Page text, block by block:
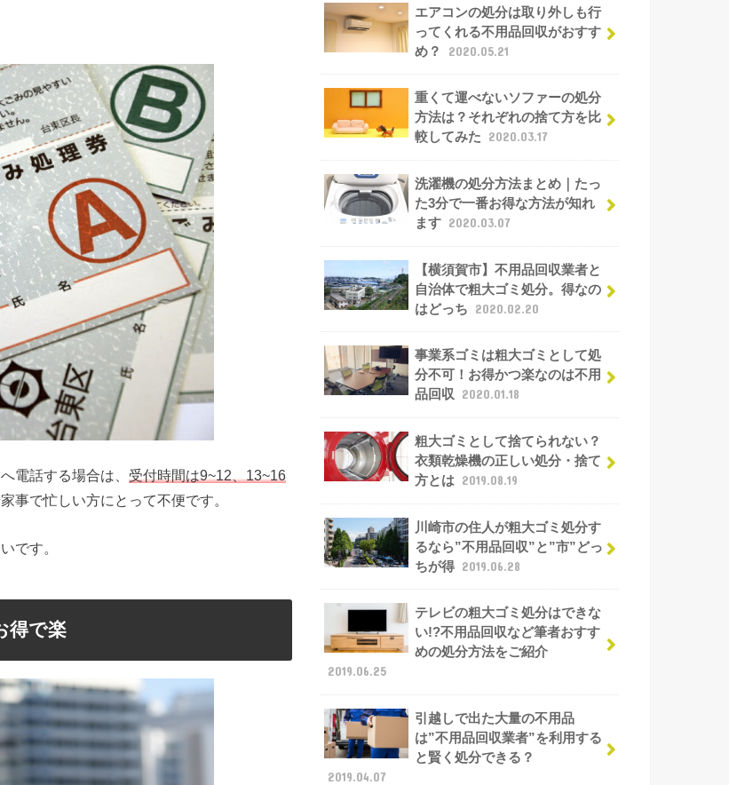
電話する場合は、 受付時間は9~12、13~16
事で忙しい方にとって不便です。
です。
得で楽
エアコンの処分は取り外しも行
ってくれる不用品回収がおすす
め？
2020.05.21
重くて運べないソファーの処分
方法は？それぞれの捨て方を比
較してみた
2020.03.17
洗濯機の処分方法まとめ｜たっ
た3分で一番お得な方法が知れ
ます 2020.03.07
【横須賀市】不用品回収業者と
自治体で粗大ゴミ処分。得なの
はどっち
2020.02.20
事業系ゴミは粗大ゴミとして処
分不可！お得かつ楽なのは不用
品回収 2020.01.18
粗大ゴミとして捨てられない？
衣類乾燥機の正しい処分・捨て
方とは
2019.08.19
川崎市の住人が粗大ゴミ処分す
るなら”不用品回収”と”市”どっ
ちが得 2019.06.28
テレビの粗大ゴミ処分はできな
い!?不用品回収など筆者おすす
めの処分方法をご紹介
2019.06.25
引越しで出た大量の不用品
は”不用品回収業者”を利用する
と賢く処分できる？
2019.04.07